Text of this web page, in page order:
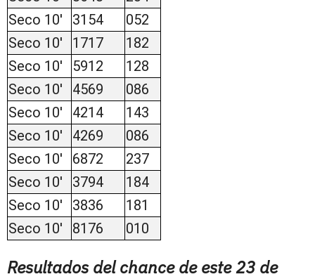
Seco 10'
3154
052
Seco 10'
1717
182
Seco 10'
5912
128
Seco 10'
4569
086
Seco 10'
4214
143
Seco 10'
4269
086
Seco 10'
6872
237
Seco 10'
3794
184
Seco 10'
3836
181
Seco 10'
8176 010
Resultados del chance de este 23 de